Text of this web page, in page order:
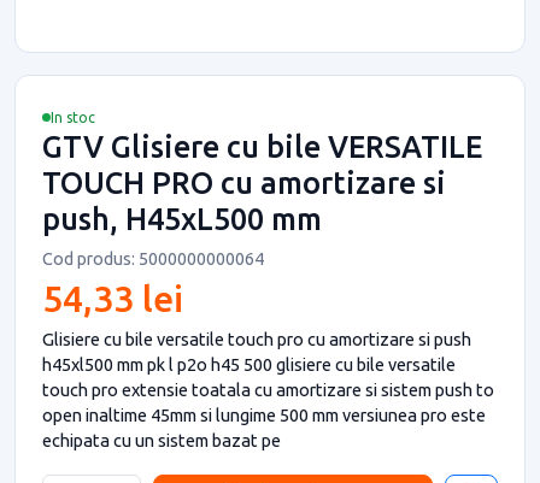
In stoc
GTV Glisiere cu bile VERSATILE
TOUCH PRO cu amortizare si
push, H45xL500 mm
Cod produs: 5000000000064
54,33 lei
Glisiere cu bile versatile touch pro cu amortizare si push
h45xl500 mm pk l p2o h45 500 glisiere cu bile versatile
touch pro extensie toatala cu amortizare si sistem push to
open inaltime 45mm si lungime 500 mm versiunea pro este
echipata cu un sistem bazat pe